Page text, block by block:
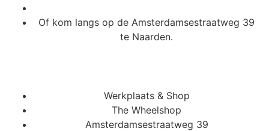
Of kom langs op de Amsterdamsestraatweg 39
te Naarden.
Werkplaats & Shop
The Wheelshop
Amsterdamsestraatweg 39